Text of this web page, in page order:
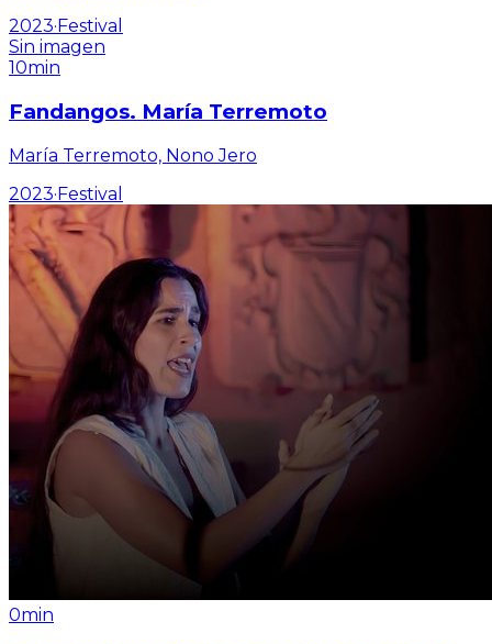
2023· Festival
Sin imagen
10min
Fandangos. María Terremoto
María Terremoto, Nono Jero
2023·Festival
0min